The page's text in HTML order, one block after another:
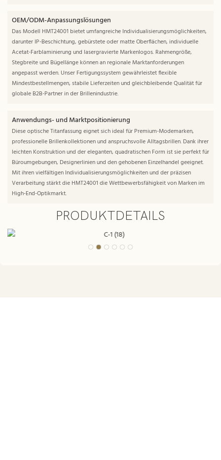
OEM/ODM-Anpassungslösungen
Das Modell HMT24001 bietet umfangreiche Individualisierungsmöglichkeiten,
darunter IP-Beschichtung, gebürstete oder matte Oberflächen, individuelle
Acetat-Farblaminierung und lasergravierte Markenlogos. Rahmengröße,
Stegbreite und Bügellänge können an regionale Marktanforderungen
angepasst werden. Unser Fertigungssystem gewährleistet flexible
Mindestbestellmengen, stabile Lieferzeiten und gleichbleibende Qualität für
globale B2B-Partner in der Brillenindustrie.
Anwendungs- und Marktpositionierung
Diese optische Titanfassung eignet sich ideal für Premium-Modemarken,
professionelle Brillenkollektionen und anspruchsvolle Alltagsbrillen. Dank ihrer
leichten Konstruktion und der eleganten, quadratischen Form ist sie perfekt für
Büroumgebungen, Designerlinien und den gehobenen Einzelhandel geeignet.
Mit ihren vielfältigen Individualisierungsmöglichkeiten und der präzisen
Verarbeitung stärkt die HMT24001 die Wettbewerbsfähigkeit von Marken im
High-End-Optikmarkt.
PRODUKTDETAILS